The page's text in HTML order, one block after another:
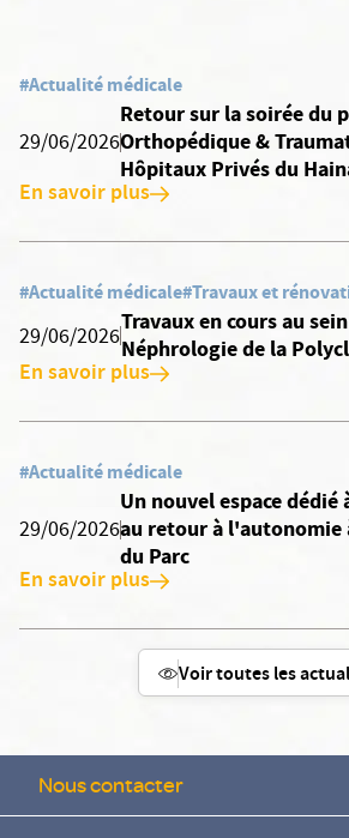
#Actualité médicale
29/06/2026
Retour sur la soirée du
Orthopédique &
Hôpitaux Privés du
En savoir plus
#Actualité médicale#Travaux et
29/06/2026
Travaux en cours au
Néphrologie de la
En savoir plus
#Actualité médicale
29/06/2026
Un nouvel espace
au retour à l'autonomie
du Parc
En savoir plus
Voir toutes les
Nous contacter